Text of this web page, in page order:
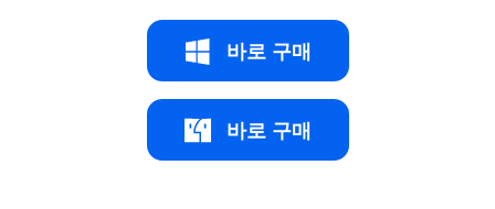
바로 구매
바로 구매